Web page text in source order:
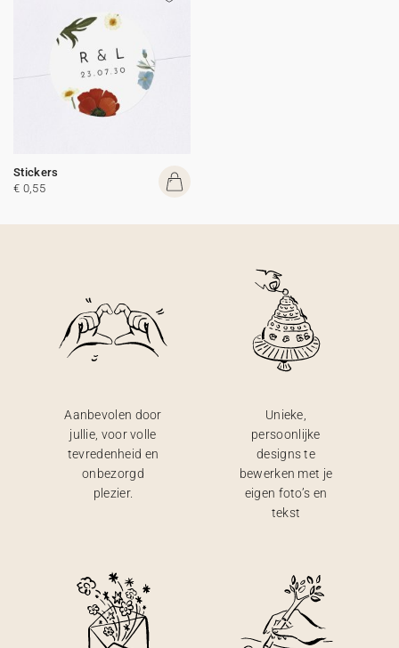
Stickers
€ 0,55
Aanbevolen door
jullie, voor volle
tevredenheid en
onbezorgd
plezier.
Unieke,
persoonlijke
designs te
bewerken met je
eigen foto’s en
tekst